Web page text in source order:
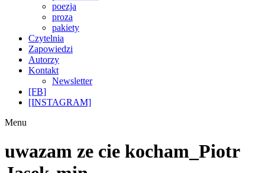
poezja
proza
pakiety
Czytelnia
Zapowiedzi
Autorzy
Kontakt
Newsletter
[FB]
[INSTAGRAM]
Menu
uwazam ze cie kocham_Piotr